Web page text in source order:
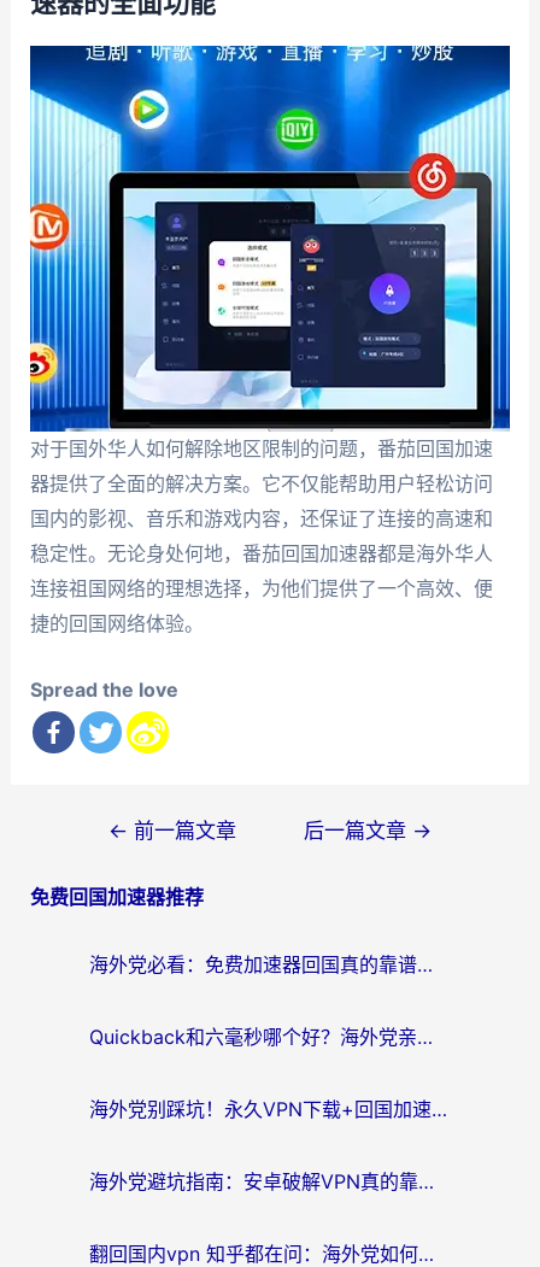
对于国外华人如何解除地区限制的问题，番茄回国加速
器提供了全面的解决方案。它不仅能帮助用户轻松访问
国内的影视、音乐和游戏内容，还保证了连接的高速和
稳定性。无论身处何地，番茄回国加速器都是海外华人
连接祖国网络的理想选择，为他们提供了一个高效、便
捷的回国网络体验。
Spread the love
导
← 前一篇文章 后一篇文章 →
免费回国加速器推荐
海外党必看：免费加速器回国真的靠谱吗？3步教你选到好用的归雁替代
Quickback和六毫秒哪个好？海外党亲测：选对回国加速器，无缝刷剧办公不再愁
海外党别踩坑！永久VPN下载+回国加速器选择指南，无缝刷国内剧游戏支付
海外党避坑指南：安卓破解VPN真的靠谱吗？教你选对回国加速器无缝刷国内资源
翻回国内vpn 知乎都在问：海外党如何选对加速器，无缝刷剧打游戏？